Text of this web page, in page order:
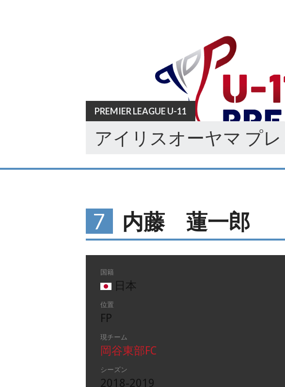
PREMIER LEAGUE U-11
アイリスオーヤマ プ
7 内藤 蓮一郎
国籍
日本
位置
FP
現チーム
岡谷東部FC
シーズン
2018-2019